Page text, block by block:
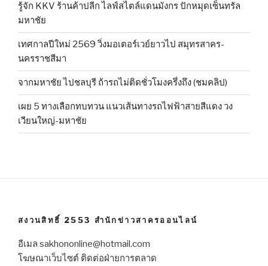
รู้จัก KKV ร้านค้าปลีก ไลฟ์สไตล์แดนมังกร ปักหมุดเซ็นทรัล
มหาชัย
เทศกาลปีใหม่ 2569 วิ่งมอเตอร์เวย์ยาวไป สมุทรสาคร-
นครราชสีมา
จากมหาชัย ไปชลบุรี ถ้ารถไม่ติดชั่วโมงครึ่งถึง (ชมคลิป)
เผย 5 ทางเลือกทบทวน แนวเส้นทางรถไฟฟ้าสายสีแดง วง
เวียนใหญ่-มหาชัย
สงวนสิทธิ์ 2553 สำนักข่าวสาครออนไลน์
อีเมล sakhononline@hotmail.com
โฆษณาเว็บไซต์ ติดต่อฝ่ายการตลาด